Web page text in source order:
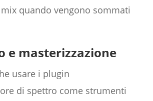
quando vengono sommati
e masterizzazione
usare i plugin
di spettro come strumenti